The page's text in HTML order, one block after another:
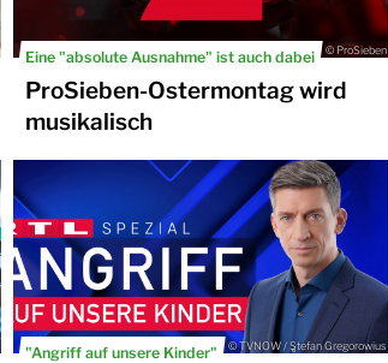
Eine "absolute Ausnahme" ist auch dabei © ProSieben
ProSieben-Ostermontag wird
musikalisch
"Angriff auf unsere Kinder" © TVNOW / Stefan Gregorowius